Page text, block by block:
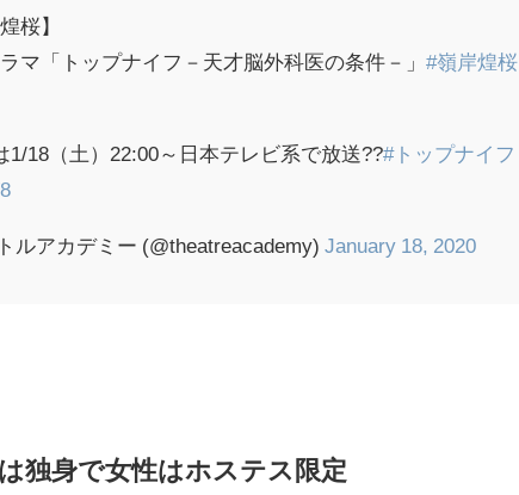
桜】
マ「トップナイフ－天才脳外科医の条件－」#嶺岸煌桜
1/18（土）22:00～日本テレビ系で放送??#トップナイフ
ルアカデミー (@theatreacademy)January 18, 2020
独身で女性はホステス限定